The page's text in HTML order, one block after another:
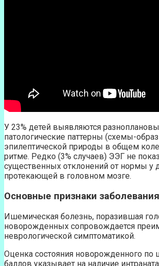
У 23% детей выявляются
патологические паттерны (схемы-
эпилептической природы в общем
ритме. Редко (3% случаев) ЭЭГ не
существенных отклонений от нормы у
протекающей в головном мозге.
Основные признаки заболевания
Ишемическая болезнь, поразившая
новорожденных сопровождается
неврологической симптоматикой.
Оценка состояния новорожденного по
баллов указывает на наличие